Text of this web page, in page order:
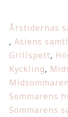
Årstidernas
, Asiens
Grillspett,
Kyckling,
Sommarens
Sommarens